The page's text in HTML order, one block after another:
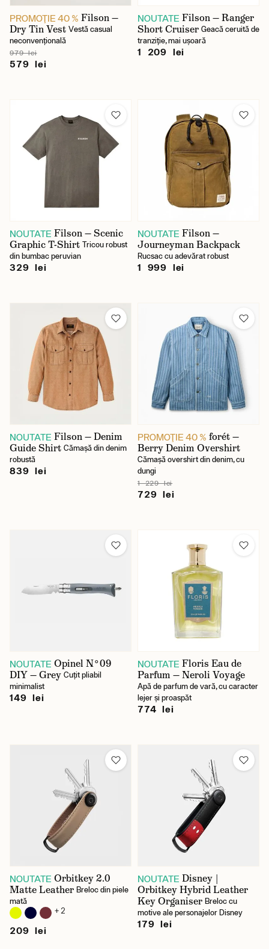
PROMOŢIE 40 % Filson —
Dry Tin Vest Vestă casual
neconvențională
979 lei
579 lei
NOUTATE Filson — Ranger
Short Cruiser Geacă ceruită de
tranziție, mai ușoară
1 209 lei
NOUTATE Filson — Scenic
Graphic T-Shirt Tricou robust
din bumbac peruvian
329 lei
NOUTATE Filson —
Journeyman Backpack
Rucsac cu adevărat robust
1 999 lei
NOUTATE Filson — Denim
Guide Shirt Cămașă din denim
robustă
839 lei
PROMOŢIE 40 % forét —
Berry Denim Overshirt
Cămașă overshirt din denim, cu
dungi
1 229 lei
729 lei
NOUTATE Opinel N°09
DIY — Grey Cuțit pliabil
minimalist
149 lei
NOUTATE Floris Eau de
Parfum — Neroli Voyage
Apă de parfum de vară, cu caracter
lejer și proaspăt
774 lei
NOUTATE Orbitkey 2.0
Matte Leather Breloc din piele
mată
+ 2
209 lei
NOUTATE Disney |
Orbitkey Hybrid Leather
Key Organiser Breloc cu
motive ale personajelor Disney
179 lei